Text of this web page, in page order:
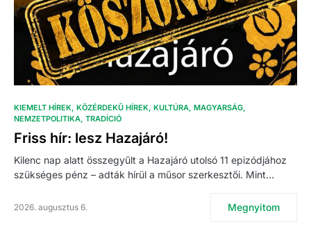
KIEMELT HÍREK KÖZÉRDEKŰ HÍREK KULTÚRA MAGYARSÁG
NEMZETPOLITIKA TRADÍCIÓ
Friss hír: lesz Hazajáró!
Kilenc nap alatt összegyűlt a Hazajáró utolsó 11 epizódjához
szükséges pénz – adták hírül a műsor szerkesztői. Mint…
2026. augusztus 6. Megnyitom